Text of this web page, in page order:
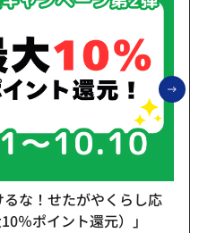
な！せたがやくらし応
％ポイント還元）」